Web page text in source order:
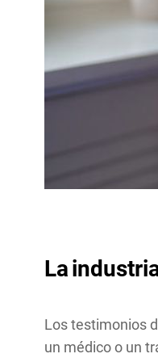
La
Los testimonios
un médico o un